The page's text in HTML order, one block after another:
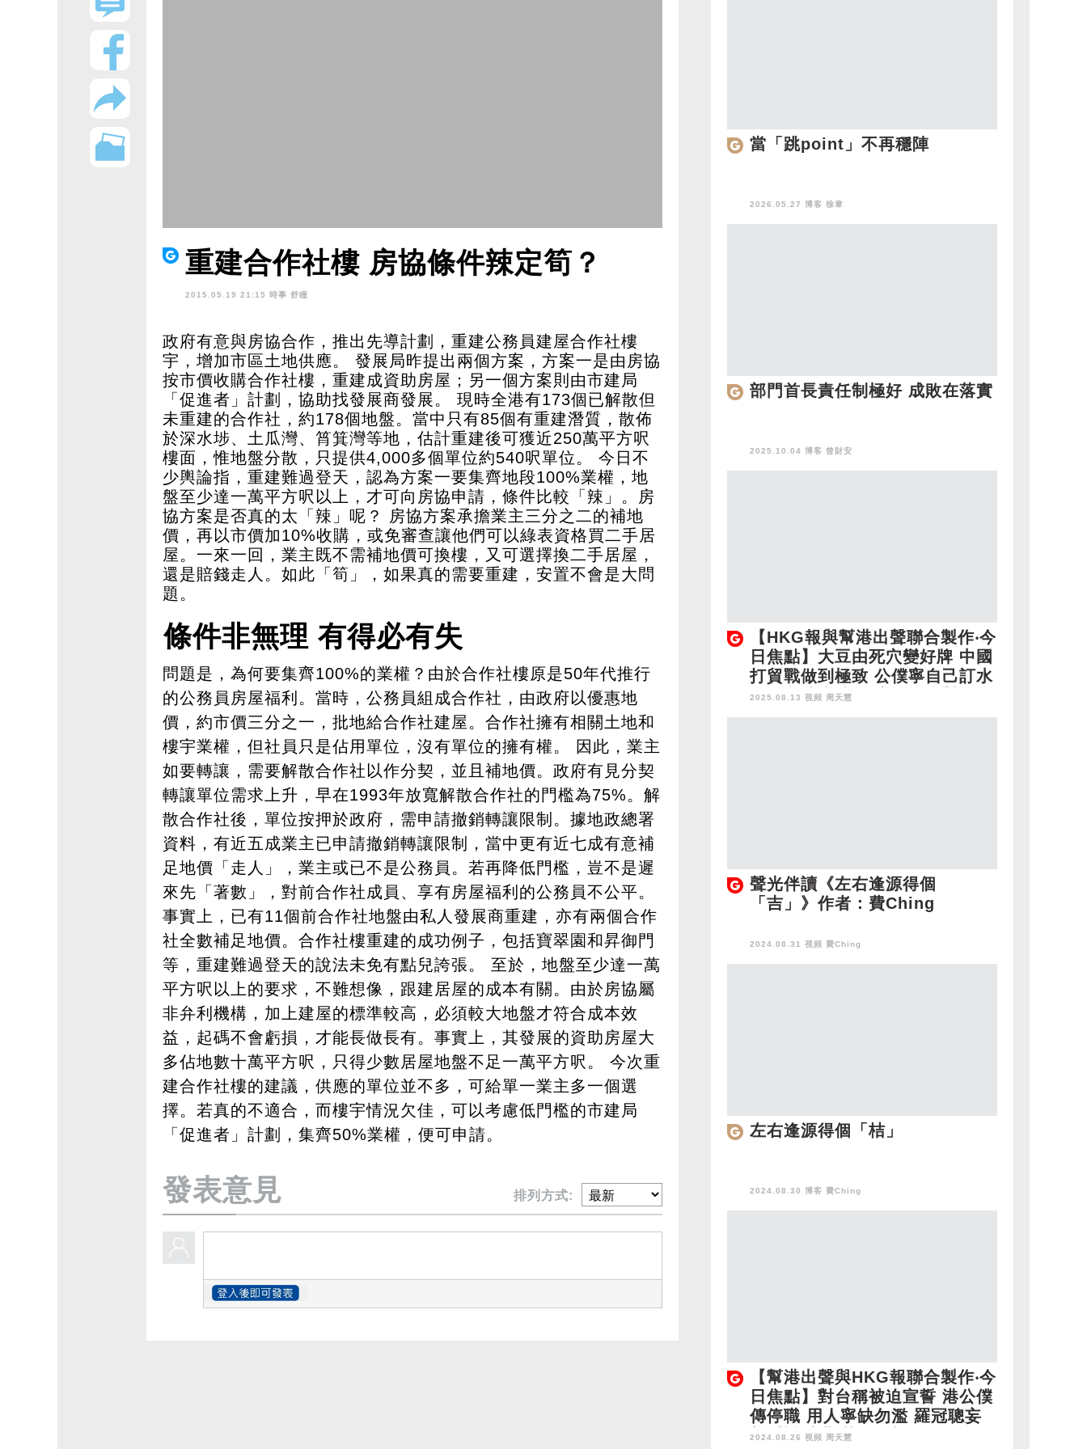
重建合作社樓 房協條件辣定筍？
2015.05.19 21:15 時事 舒瞳
政府有意與房協合作，推出先導計劃，重建公務員建屋合作社樓
宇，增加市區土地供應。 發展局昨提出兩個方案，方案一是由房協
按市價收購合作社樓，重建成資助房屋；另一個方案則由市建局
「促進者」計劃，協助找發展商發展。 現時全港有173個已解散但
未重建的合作社，約178個地盤。當中只有85個有重建潛質，散佈
於深水埗、土瓜灣、筲箕灣等地，估計重建後可獲近250萬平方呎
樓面，惟地盤分散，只提供4,000多個單位約540呎單位。 今日不
少輿論指，重建難過登天，認為方案一要集齊地段100%業權，地
盤至少達一萬平方呎以上，才可向房協申請，條件比較「辣」。房
協方案是否真的太「辣」呢？ 房協方案承擔業主三分之二的補地
價，再以市價加10%收購，或免審查讓他們可以綠表資格買二手居
屋。一來一回，業主既不需補地價可換樓，又可選擇換二手居屋，
還是賠錢走人。如此「筍」，如果真的需要重建，安置不會是大問
題。
條件非無理 有得必有失
問題是，為何要集齊100%的業權？由於合作社樓原是50年代推行
的公務員房屋福利。當時，公務員組成合作社，由政府以優惠地
價，約市價三分之一，批地給合作社建屋。合作社擁有相關土地和
樓宇業權，但社員只是佔用單位，沒有單位的擁有權。 因此，業主
如要轉讓，需要解散合作社以作分契，並且補地價。政府有見分契
轉讓單位需求上升，早在1993年放寬解散合作社的門檻為75%。解
散合作社後，單位按押於政府，需申請撤銷轉讓限制。據地政總署
資料，有近五成業主已申請撤銷轉讓限制，當中更有近七成有意補
足地價「走人」，業主或已不是公務員。若再降低門檻，豈不是遲
來先「著數」，對前合作社成員、享有房屋福利的公務員不公平。
事實上，已有11個前合作社地盤由私人發展商重建，亦有兩個合作
社全數補足地價。合作社樓重建的成功例子，包括寶翠園和昇御門
等，重建難過登天的說法未免有點兒誇張。 至於，地盤至少達一萬
平方呎以上的要求，不難想像，跟建居屋的成本有關。由於房協屬
非弁利機構，加上建屋的標準較高，必須較大地盤才符合成本效
益，起碼不會虧損，才能長做長有。事實上，其發展的資助房屋大
多佔地數十萬平方呎，只得少數居屋地盤不足一萬平方呎。 今次重
建合作社樓的建議，供應的單位並不多，可給單一業主多一個選
擇。若真的不適合，而樓宇情況欠佳，可以考慮低門檻的市建局
「促進者」計劃，集齊50%業權，便可申請。
發表意見 排列方式:
當「跳point」不再穩陣
2026.05.27 博客 徐韋
部門首長責任制極好 成敗在落實
2025.10.04 博客 曾財安
【HKG報與幫港出聲聯合製作‧今
日焦點】大豆由死穴變好牌 中國
打貿戰做到極致 公僕寧自己訂水
不飲內地水 顧健康還是軟對抗？
2025.08.13 視頻 周天慧
聲光伴讀《左右逢源得個
「吉」》作者：費Ching
2024.08.31 視頻 費Ching
左右逢源得個「桔」
2024.08.30 博客 費Ching
【幫港出聲與HKG報聯合製作‧今
日焦點】對台稱被迫宣誓 港公僕
傳停職 用人寧缺勿濫 羅冠聰妄
想重返香港 黃黑絕望下的自欺
2024.08.26 視頻 周天慧